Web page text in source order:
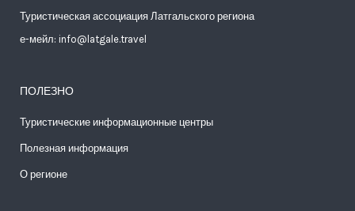
Туристическая ассоциация Латгальского региона
е-мейл: info@latgale.travel
ПОЛЕЗНО
Туристические информационные центры
Полезная информация
О регионе